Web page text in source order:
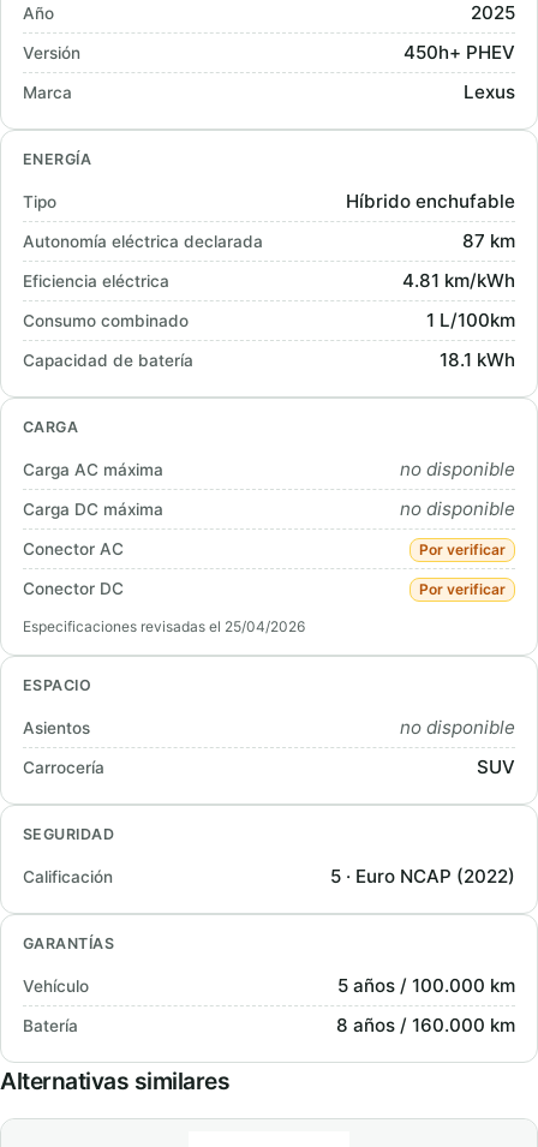
Año 2025
Versión 450h+ PHEV
Marca Lexus
ENERGÍA
Tipo Híbrido enchufable
Autonomía eléctrica declarada 87 km
Eficiencia eléctrica 4.81 km/kWh
Consumo combinado 1 L/100km
Capacidad de batería 18.1 kWh
CARGA
Carga AC máxima no disponible
Carga DC máxima no disponible
Conector AC Por verificar
Conector DC Por verificar
Especificaciones revisadas el 25/04/2026
ESPACIO
Asientos no disponible
Carrocería SUV
SEGURIDAD
Calificación 5 · Euro NCAP (2022)
GARANTÍAS
Vehículo 5 años / 100.000 km
Batería 8 años / 160.000 km
Alternativas similares